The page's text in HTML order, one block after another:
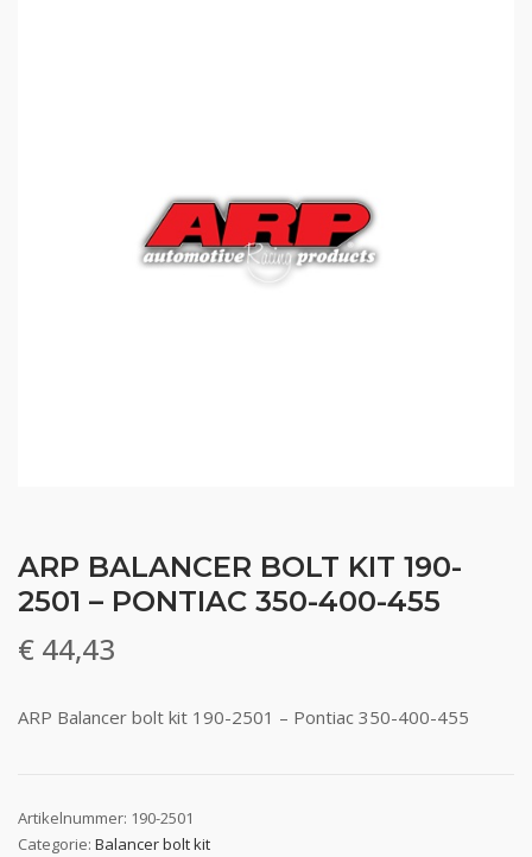
ARP BALANCER BOLT KIT 190-
2501 – PONTIAC 350-400-455
€ 44,43
ARP Balancer bolt kit 190-2501 – Pontiac 350-400-455
Artikelnummer: 190-2501
Categorie: Balancer bolt kit